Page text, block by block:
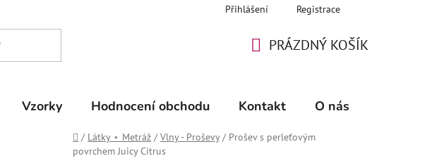
Přihlášení Registrace
KOŠÍK
PRÁZDNÝ KOŠÍK
Vzorky Hodnocení obchodu Kontakt O nás
Domů
/ Látky ⋆ Metráž / Vlny - Proševy / Prošev s perleťovým
povrchem Juicy Citrus